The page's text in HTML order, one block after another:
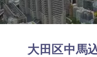
Business
Works
大田区中馬